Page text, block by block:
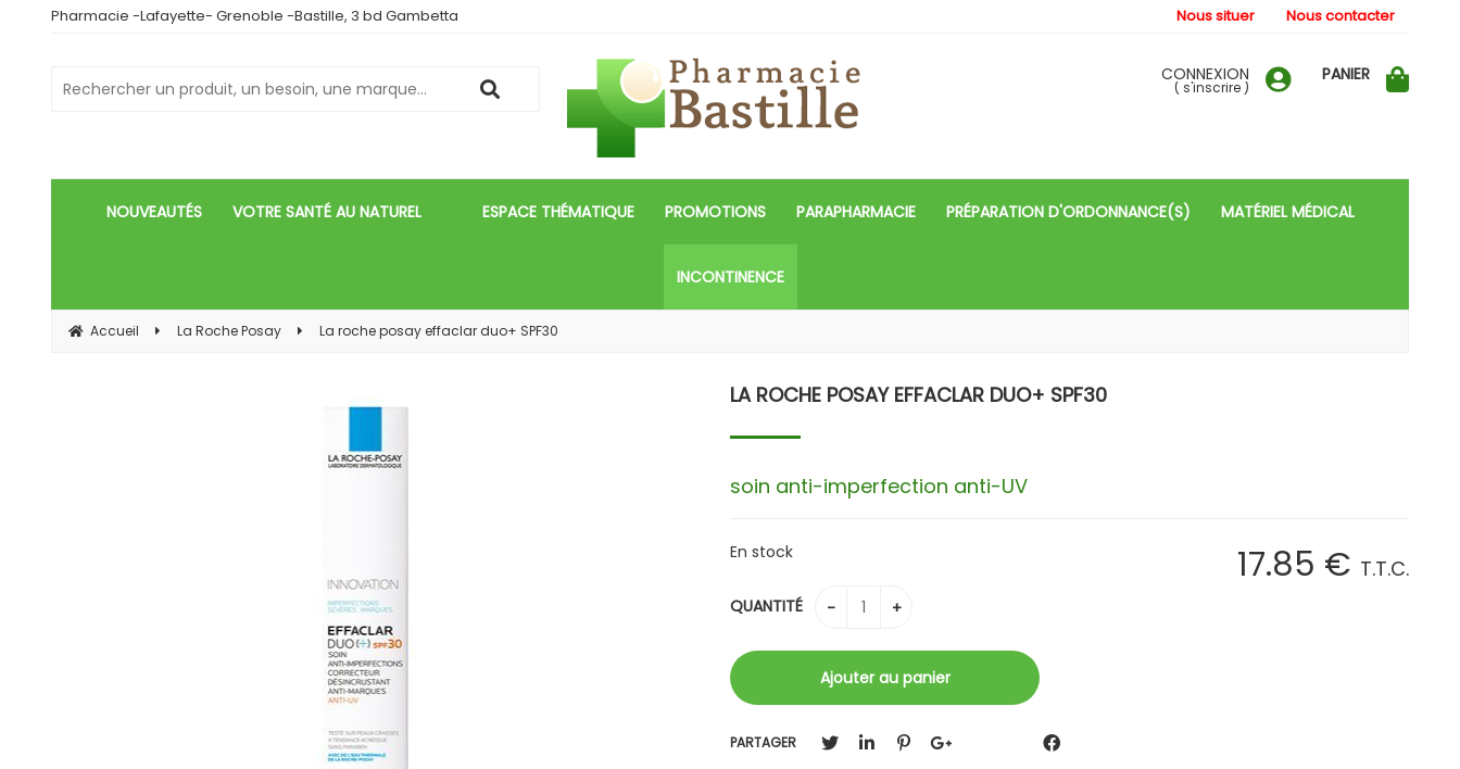
Pharmacie -Lafayette- Grenoble -Bastille, 3 bd Gambetta
CONNEXION
( s'inscrire )
PANIER
NOUVEAUTÉS VOTRE SANTÉ AU NATUREL ESPACE THÉMATIQUE PROMOTIONS PARAPHARMACIE PRÉPARATION D'ORDONNANCE(S) MATÉRIEL MÉDICAL
INCONTINENCE
Accueil La Roche Posay La roche posay effaclar duo+ SPF30
LA ROCHE POSAY EFFACLAR DUO+ SPF30
soin anti-imperfection anti-UV
17.85 € T.T.C.
En stock
QUANTITÉ
PARTAGER
Nous situer Nous contacter